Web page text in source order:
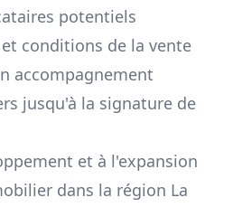
potentiels
conditions de la vente
accompagnement
jusqu'à la signature de
et à l'expansion
dans la région La